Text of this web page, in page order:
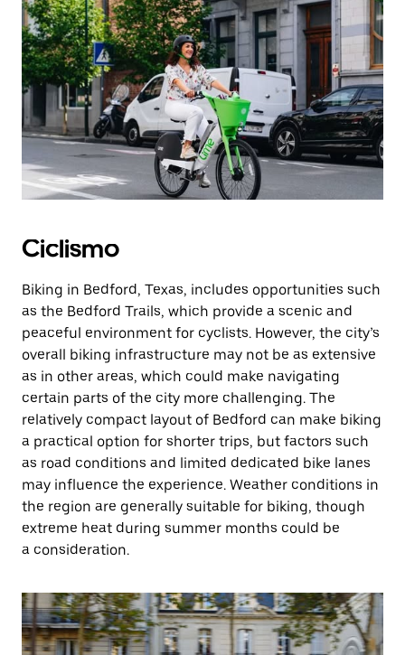
Ciclismo
Biking in Bedford, Texas, includes opportunities such
as the Bedford Trails, which provide a scenic and
peaceful environment for cyclists. However, the city’s
overall biking infrastructure may not be as extensive
as in other areas, which could make navigating
certain parts of the city more challenging. The
relatively compact layout of Bedford can make biking
a practical option for shorter trips, but factors such
as road conditions and limited dedicated bike lanes
may influence the experience. Weather conditions in
the region are generally suitable for biking, though
extreme heat during summer months could be
a consideration.